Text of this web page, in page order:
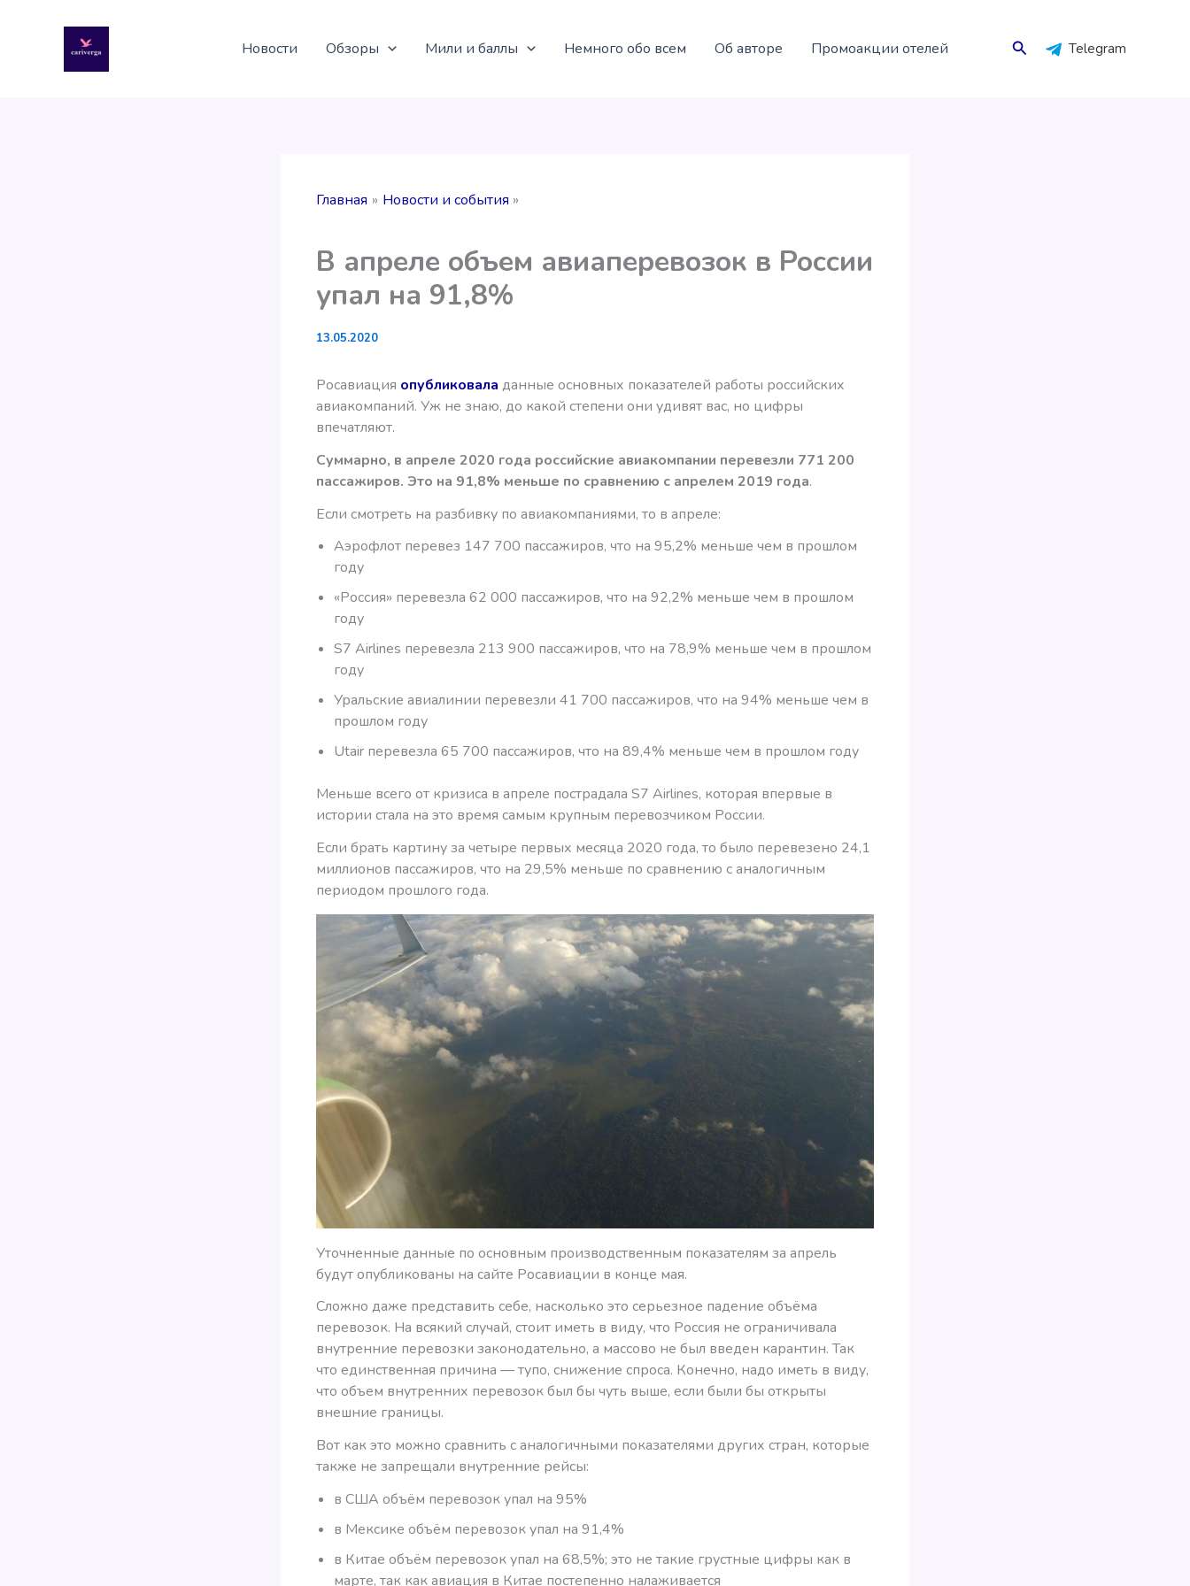
содержимому
Новости Обзоры Мили и баллы Немного обо всем Об авторе Промоакции отелей Поиск Telegram
Главная Новости и события
В апреле объем авиаперевозок в России
упал на 91,8%
13.05.2020
Росавиация опубликовала данные основных показателей работы российских
авиакомпаний. Уж не знаю, до какой степени они удивят вас, но цифры
впечатляют.
Суммарно, в апреле 2020 года российские авиакомпании перевезли 771 200
пассажиров. Это на 91,8% меньше по сравнению с апрелем 2019 года.
Если смотреть на разбивку по авиакомпаниями, то в апреле:
Аэрофлот перевез 147 700 пассажиров, что на 95,2% меньше чем в прошлом
году
«Россия» перевезла 62 000 пассажиров, что на 92,2% меньше чем в прошлом
году
S7 Airlines перевезла 213 900 пассажиров, что на 78,9% меньше чем в прошлом
году
Уральские авиалинии перевезли 41 700 пассажиров, что на 94% меньше чем в
прошлом году
Utair перевезла 65 700 пассажиров, что на 89,4% меньше чем в прошлом году
Меньше всего от кризиса в апреле пострадала S7 Airlines, которая впервые в
истории стала на это время самым крупным перевозчиком России.
Если брать картину за четыре первых месяца 2020 года, то было перевезено 24,1
миллионов пассажиров, что на 29,5% меньше по сравнению с аналогичным
периодом прошлого года.
Уточненные данные по основным производственным показателям за апрель
будут опубликованы на сайте Росавиации в конце мая.
Сложно даже представить себе, насколько это серьезное падение объёма
перевозок. На всякий случай, стоит иметь в виду, что Россия не ограничивала
внутренние перевозки законодательно, а массово не был введен карантин. Так
что единственная причина — тупо, снижение спроса. Конечно, надо иметь в виду,
что объем внутренних перевозок был бы чуть выше, если были бы открыты
внешние границы.
Вот как это можно сравнить с аналогичными показателями других стран, которые
также не запрещали внутренние рейсы:
в США объём перевозок упал на 95%
в Мексике объём перевозок упал на 91,4%
в Китае объём перевозок упал на 68,5%; это не такие грустные цифры как в
марте, так как авиация в Китае постепенно налаживается